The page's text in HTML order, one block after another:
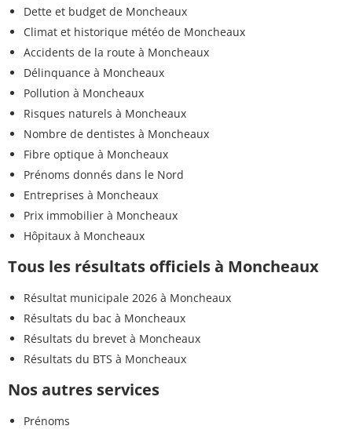
Dette et budget de Moncheaux
Climat et historique météo de Moncheaux
Accidents de la route à Moncheaux
Délinquance à Moncheaux
Pollution à Moncheaux
Risques naturels à Moncheaux
Nombre de dentistes à Moncheaux
Fibre optique à Moncheaux
Prénoms donnés dans le Nord
Entreprises à Moncheaux
Prix immobilier à Moncheaux
Hôpitaux à Moncheaux
Tous les résultats officiels à Moncheaux
Résultat municipale 2026 à Moncheaux
Résultats du bac à Moncheaux
Résultats du brevet à Moncheaux
Résultats du BTS à Moncheaux
Nos autres services
Prénoms